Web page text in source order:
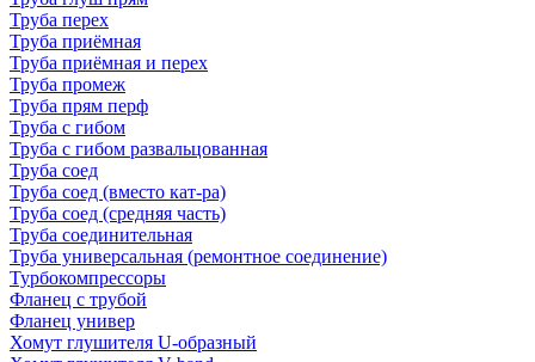
Труба перех
Труба приёмная
Труба приёмная и перех
Труба промеж
Труба прям перф
Труба с гибом
Труба с гибом развальцованная
Труба соед
Труба соед (вместо кат-ра)
Труба соед (средняя часть)
Труба соединительная
Труба универсальная (ремонтное соединение)
Турбокомпрессоры
Фланец с трубой
Фланец универ
Хомут глушителя U-образный